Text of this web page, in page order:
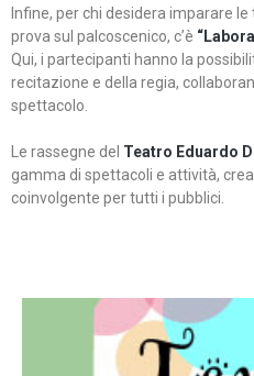
Infine, per chi desidera imparare
prova sul palcoscenico, c’è
Qui, i partecipanti hanno la
recitazione e della regia,
spettacolo.
Le rassegne del Teatro Eduardo
gamma di spettacoli e attività,
coinvolgente per tutti i pubblici.